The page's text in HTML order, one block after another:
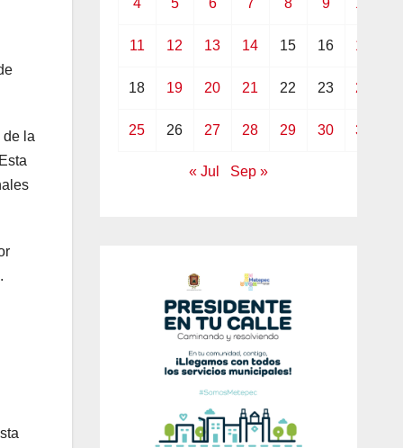
de la
11 12 13 14 15 16 17
18 19 20 21 22 23 24
25 26 27 28 29 30 31
« Jul Sep »